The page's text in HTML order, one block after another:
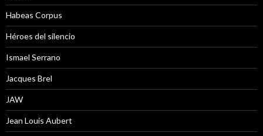
Habeas Corpus
Héroes del silencio
Ismael Serrano
Jacques Brel
JAW
Jean Louis Aubert